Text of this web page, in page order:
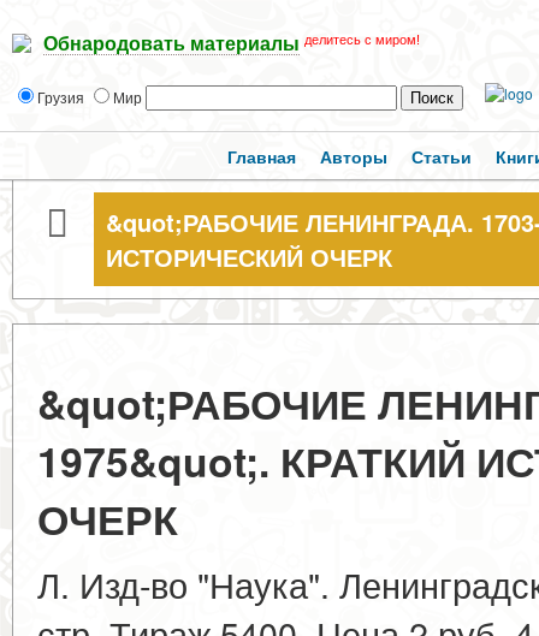
Обнародовать материалы делитесь с миром!
Грузия Мир
Главная Авторы Статьи
&quot;РАБОЧИЕ ЛЕНИНГРАДА.
ИСТОРИЧЕСКИЙ ОЧЕРК
&quot;РАБОЧИЕ
1975&quot;. КРАТКИЙ
ОЧЕРК
Л. Изд-во "Наука".